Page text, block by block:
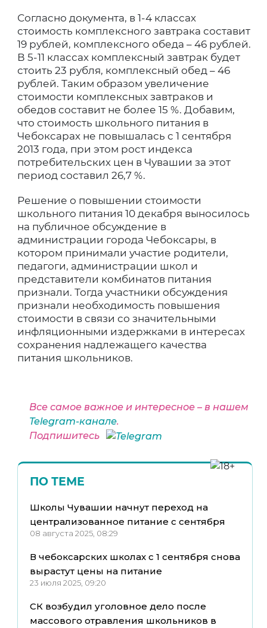
Согласно документа, в 1-4 классах
стоимость комплексного завтрака составит
19 рублей, комплексного обеда – 46 рублей.
В 5-11 классах комплексный завтрак будет
стоить 23 рубля, комплексный обед – 46
рублей. Таким образом увеличение
стоимости комплексных завтраков и
обедов составит не более 15 %. Добавим,
что стоимость школьного питания в
Чебоксарах не повышалась с 1 сентября
2013 года, при этом рост индекса
потребительских цен в Чувашии за этот
период составил 26,7 %.
Решение о повышении стоимости
школьного питания 10 декабря выносилось
на публичное обсуждение в
администрации города Чебоксары, в
котором принимали участие родители,
педагоги, администрации школ и
представители комбинатов питания
признали. Тогда участники обсуждения
признали необходимость повышения
стоимости в связи со значительными
инфляционными издержками в интересах
сохранения надлежащего качества
питания школьников.
Все самое важное и интересное – в нашем
Telegram-канале.
Подпишитесь
ПО ТЕМЕ
Школы Чувашии начнут переход на
централизованное питание с сентября
08 августа 2025, 08:29
В чебоксарских школах с 1 сентября снова
вырастут цены на питание
23 июля 2025, 09:20
СК возбудил уголовное дело после
массового отравления школьников в